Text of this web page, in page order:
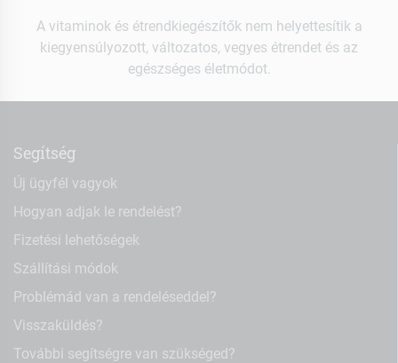
A vitaminok és étrendkiegészítők nem helyettesítik a
kiegyensúlyozott, változatos, vegyes étrendet és az
egészséges életmódot.
Segítség
Új ügyfél vagyok
Hogyan adjak le rendelést?
Fizetési lehetőségek
Szállítási módok
Problémád van a rendeléseddel?
Visszaküldés?
További segítségre van szükséged?